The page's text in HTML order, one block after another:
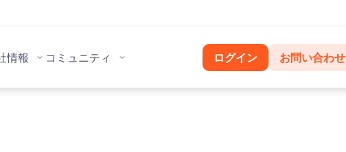
情報 コミュニティ ログイン お問い合わせ